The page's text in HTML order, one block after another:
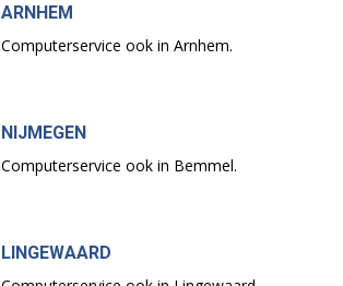
ARNHEM
Computerservice ook in Arnhem.
NIJMEGEN
Computerservice ook in Bemmel.
LINGEWAARD